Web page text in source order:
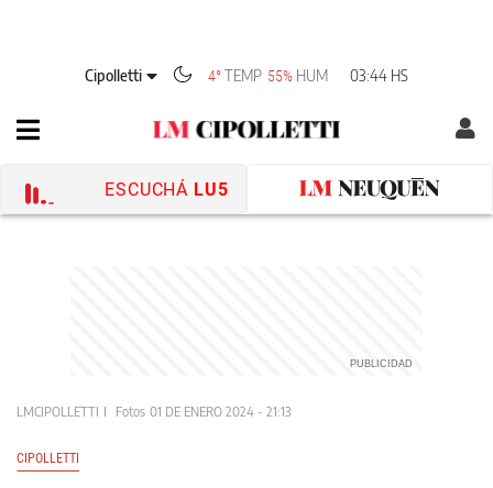
Cipolletti 4° TEMP 55% HUM 03:44 HS
ESCUCHÁ LU5
LMCIPOLLETTI Fotos 01 DE ENERO 2024 - 21:13
CIPOLLETTI